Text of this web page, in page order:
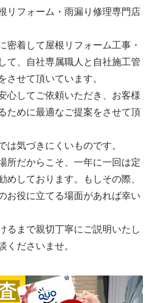
リフォーム・雨漏り修理専門店
密着して屋根リフォーム工事・
て、自社専属職人と自社施工管
させて頂いています。
心してご依頼いただき、お客様
ために最適なご提案をさせて頂
は気づきにくいものです。
所だからこそ、一年に一回は定
めしております。もしその際、
お役に立てる場面があれば幸い
るまで親切丁寧にご説明いたし
くださいませ。